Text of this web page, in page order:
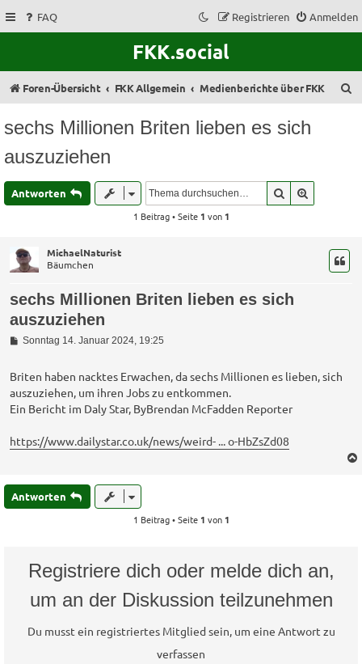
FAQ Anmelden
Registrieren
FKK.social
Foren-Übersicht FKK Allgemein Medienberichte über FKK
sechs Millionen Briten lieben es sich
auszuziehen
Antworten Suche
1 Beitrag • Seite 1 von 1
MichaelNaturist
Bäumchen
sechs Millionen Briten lieben es sich
auszuziehen
B
t
a
g
Sonntag 14. Januar 2024, 19:25
Briten haben nacktes Erwachen, da sechs Millionen es lieben, sich
auszuziehen, um ihren Jobs zu entkommen.
Ein Bericht im Daly Star, ByBrendan McFadden Reporter
https://www.dailystar.co.uk/news/weird- ... o-HbZsZd08
Antworten
1 Beitrag • Seite 1 von 1
Registriere dich oder melde dich an,
um an der Diskussion teilzunehmen
Du musst ein registriertes Mitglied sein, um eine Antwort zu
verfassen